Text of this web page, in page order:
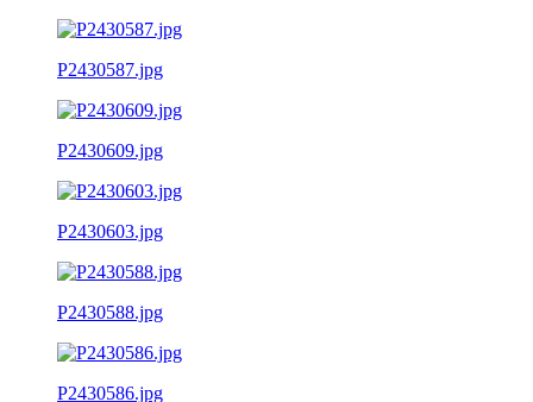
P2430587.jpg
P2430609.jpg
P2430603.jpg
P2430588.jpg
P2430586.jpg